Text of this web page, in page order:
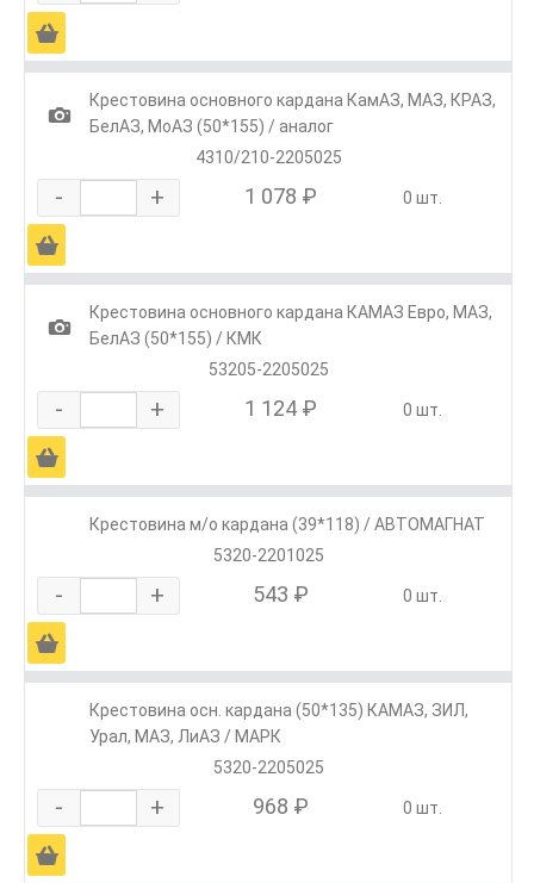
Ä
1
Крестовина основного кардана КамАЗ, МАЗ, КРАЗ,
БелАЗ, МоАЗ (50*155) / аналог
4310/210-2205025
- + 1 078 ₽ 0 шт.
Ä
1
Крестовина основного кардана КАМАЗ Евро, МАЗ,
БелАЗ (50*155) / КМК
53205-2205025
- + 1 124 ₽ 0 шт.
Ä
Крестовина м/о кардана (39*118) / АВТОМАГНАТ
5320-2201025
- + 543 ₽ 0 шт.
Ä
Крестовина осн. кардана (50*135) КАМАЗ, ЗИЛ,
Урал, МАЗ, ЛиАЗ / МАРК
5320-2205025
- + 968 ₽ 0 шт.
Ä